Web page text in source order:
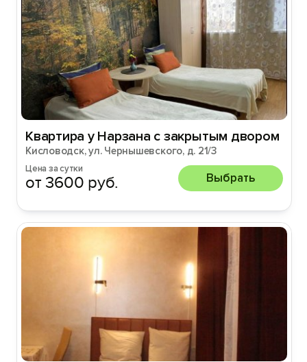
Квартира у Нарзана с закрытым двором
Кисловодск, ул. Чернышевского, д. 21/3
Цена за сутки
от 3600 руб. Выбрать